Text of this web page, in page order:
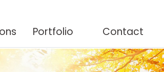
Portfolio Contact